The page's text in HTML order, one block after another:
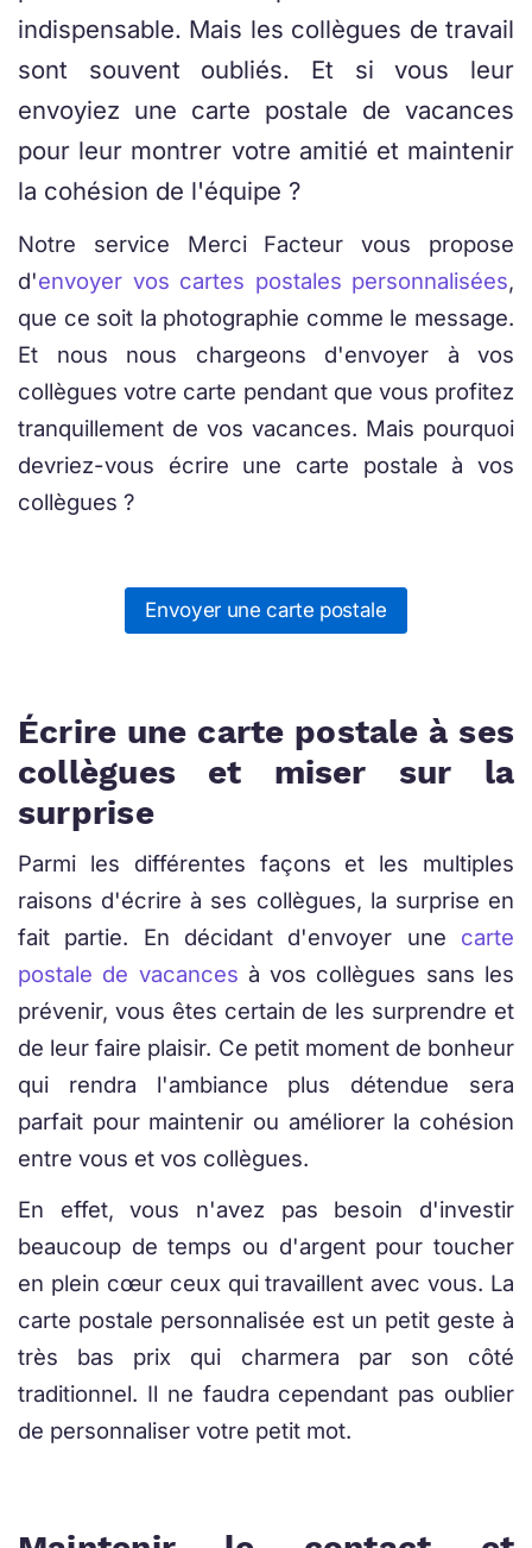
indispensable. Mais les collègues de travail
sont souvent oubliés. Et si vous leur
envoyiez une carte postale de vacances
pour leur montrer votre amitié et maintenir
la cohésion de l'équipe ?
Notre service Merci Facteur vous propose
d'envoyer vos cartes postales personnalisées,
que ce soit la photographie comme le message.
Et nous nous chargeons d'envoyer à vos
collègues votre carte pendant que vous profitez
tranquillement de vos vacances. Mais pourquoi
devriez-vous écrire une carte postale à vos
collègues ?
Envoyer une carte postale
Écrire une carte postale à ses
collègues et miser sur la
surprise
Parmi les différentes façons et les multiples
raisons d'écrire à ses collègues, la surprise en
fait partie. En décidant d'envoyer une carte
postale de vacances à vos collègues sans les
prévenir, vous êtes certain de les surprendre et
de leur faire plaisir. Ce petit moment de bonheur
qui rendra l'ambiance plus détendue sera
parfait pour maintenir ou améliorer la cohésion
entre vous et vos collègues.
En effet, vous n'avez pas besoin d'investir
beaucoup de temps ou d'argent pour toucher
en plein cœur ceux qui travaillent avec vous. La
carte postale personnalisée est un petit geste à
très bas prix qui charmera par son côté
traditionnel. Il ne faudra cependant pas oublier
de personnaliser votre petit mot.